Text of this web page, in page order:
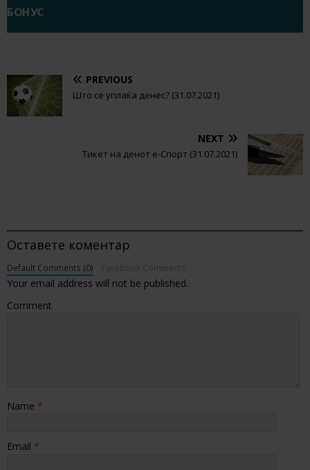
БОНУС
PREVIOUS
Што се уплаќа денес? (31.07.2021)
NEXT
Тикет на денот е-Спорт (31.07.2021)
Оставете коментар
Default Comments (0)
Your email address will not be published.
Comment
Name *
Email *